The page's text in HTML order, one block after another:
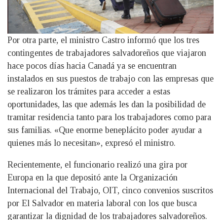
Por otra parte, el ministro Castro informó que los tres
contingentes de trabajadores salvadoreños que viajaron
hace pocos días hacia Canadá ya se encuentran
instalados en sus puestos de trabajo con las empresas que
se realizaron los trámites para acceder a estas
oportunidades, las que además les dan la posibilidad de
tramitar residencia tanto para los trabajadores como para
sus familias. «Que enorme beneplácito poder ayudar a
quienes más lo necesitan», expresó el ministro.
Recientemente, el funcionario realizó una gira por
Europa en la que depositó ante la Organización
Internacional del Trabajo, OIT, cinco convenios suscritos
por El Salvador en materia laboral con los que busca
garantizar la dignidad de los trabajadores salvadoreños.